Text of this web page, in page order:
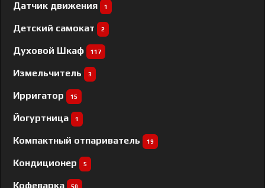
Датчик движения 1
Детский самокат 2
Духовой Шкаф 117
Измельчитель 3
Ирригатор 15
Йогуртница 1
Компактный отпариватель 19
Кондиционер 5
Кофеварка